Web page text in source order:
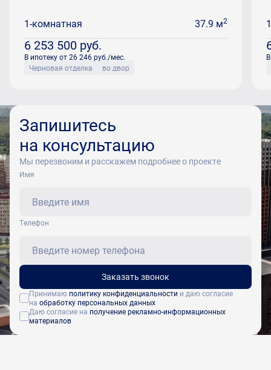
1-комнатная 37.9 м2
6 253 500 руб.
В ипотеку от 26 246 руб./мес.
Черновая отделка
во двор
Запишитесь
на консультацию
Мы перезвоним и расскажем подробнее о проекте
Имя
Tелефон
Заказать звонок
Принимаю политику конфиденциальности и даю согласие
на обработку персональных данных
Даю согласие на получение рекламно-информационных
материалов